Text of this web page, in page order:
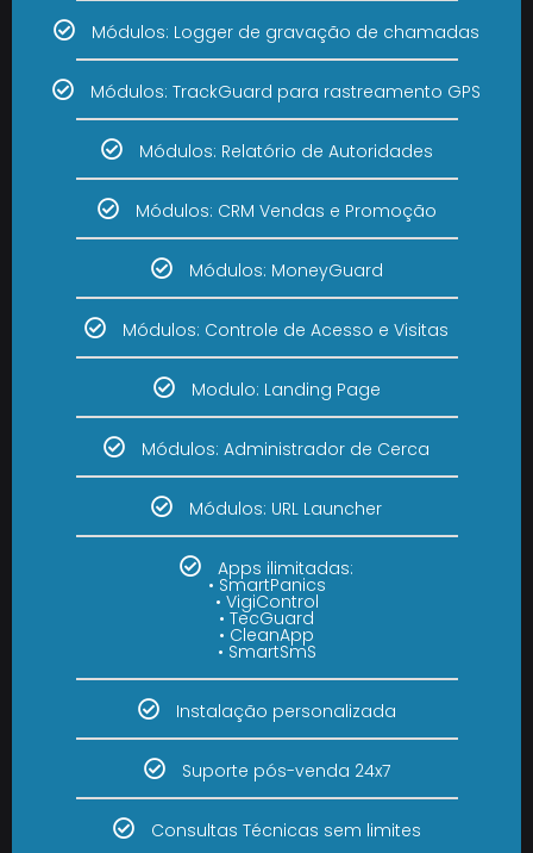
Módulos: Logger de gravação de chamadas
Módulos: TrackGuard para rastreamento GPS
Módulos: Relatório de Autoridades
Módulos: CRM Vendas e Promoção
Módulos: MoneyGuard
Módulos: Controle de Acesso e Visitas
Modulo: Landing Page
Módulos: Administrador de Cerca
Módulos: URL Launcher
Apps ilimitadas:
• SmartPanics
• VigiControl
• TecGuard
• CleanApp
• SmartSmS
Instalação personalizada
Suporte pós-venda 24x7
Consultas Técnicas sem limites